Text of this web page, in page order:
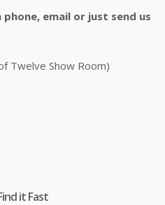
email or just send us
Twelve Show Room)
it Fast